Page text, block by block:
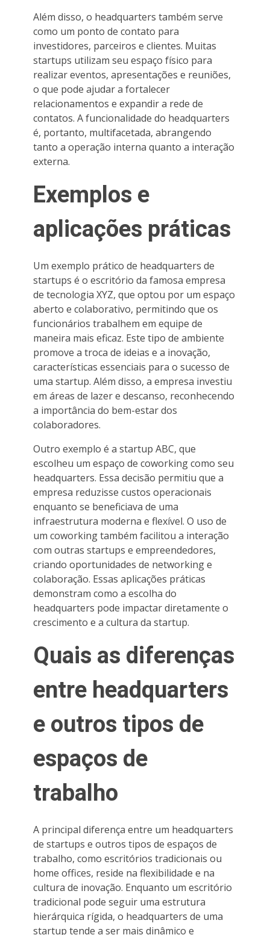
Além disso, o headquarters também serve
como um ponto de contato para
investidores, parceiros e clientes. Muitas
startups utilizam seu espaço físico para
realizar eventos, apresentações e reuniões,
o que pode ajudar a fortalecer
relacionamentos e expandir a rede de
contatos. A funcionalidade do headquarters
é, portanto, multifacetada, abrangendo
tanto a operação interna quanto a interação
externa.
Exemplos e
aplicações práticas
Um exemplo prático de headquarters de
startups é o escritório da famosa empresa
de tecnologia XYZ, que optou por um espaço
aberto e colaborativo, permitindo que os
funcionários trabalhem em equipe de
maneira mais eficaz. Este tipo de ambiente
promove a troca de ideias e a inovação,
características essenciais para o sucesso de
uma startup. Além disso, a empresa investiu
em áreas de lazer e descanso, reconhecendo
a importância do bem-estar dos
colaboradores.
Outro exemplo é a startup ABC, que
escolheu um espaço de coworking como seu
headquarters. Essa decisão permitiu que a
empresa reduzisse custos operacionais
enquanto se beneficiava de uma
infraestrutura moderna e flexível. O uso de
um coworking também facilitou a interação
com outras startups e empreendedores,
criando oportunidades de networking e
colaboração. Essas aplicações práticas
demonstram como a escolha do
headquarters pode impactar diretamente o
crescimento e a cultura da startup.
Quais as diferenças
entre headquarters
e outros tipos de
espaços de
trabalho
A principal diferença entre um headquarters
de startups e outros tipos de espaços de
trabalho, como escritórios tradicionais ou
home offices, reside na flexibilidade e na
cultura de inovação. Enquanto um escritório
tradicional pode seguir uma estrutura
hierárquica rígida, o headquarters de uma
startup tende a ser mais dinâmico e